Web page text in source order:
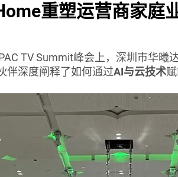
重塑运营商家庭
TV Summit峰会上，深圳市华曦
伴深度阐释了如何通过AI与云技术